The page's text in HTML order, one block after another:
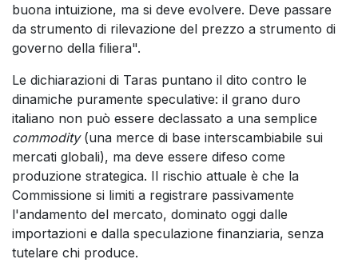
buona intuizione, ma si deve evolvere. Deve passare
da strumento di rilevazione del prezzo a strumento di
governo della filiera".
Le dichiarazioni di Taras puntano il dito contro le
dinamiche puramente speculative: il grano duro
italiano non può essere declassato a una semplice
commodity(una merce di base interscambiabile sui
mercati globali), ma deve essere difeso come
produzione strategica. Il rischio attuale è che la
Commissione si limiti a registrare passivamente
l'andamento del mercato, dominato oggi dalle
importazioni e dalla speculazione finanziaria, senza
tutelare chi produce.